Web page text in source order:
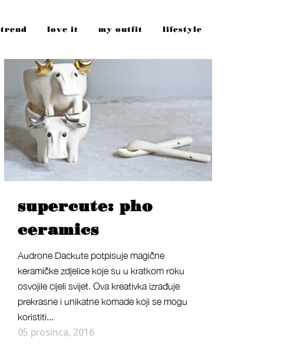
trend love it my outfit lifestyle
supercute: pho
ceramics
Audrone Dackute potpisuje magične
keramičke zdjelice koje su u kratkom roku
osvojile cijeli svijet. Ova kreativka izrađuje
prekrasne i unikatne komade koji se mogu
koristiti...
05 prosinca, 2016